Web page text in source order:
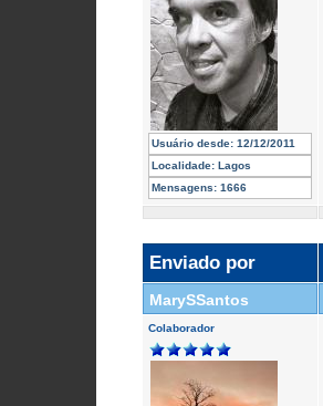
Usuário desde: 12/12/2011
Localidade: Lagos
Mensagens: 1666
Enviado por
MarySSantos
Colaborador